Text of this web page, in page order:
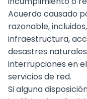
Acuerdo causado
razonable,
infraestructura,
desastres
interrupciones en
servicios de red.
Si alguna